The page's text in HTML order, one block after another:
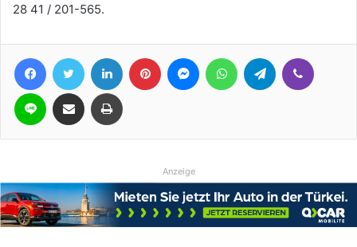
28 41 / 201-565.
FacebookTwitter LinkedIn Pinterest MessengerWhatsAppTelegram
Line Teile per E-Mail Drucken
Anzeige